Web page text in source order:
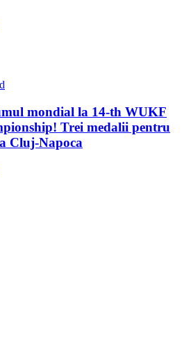
mondial la 14-th WUKF
Trei medalii pentru
Cluj-Napoca